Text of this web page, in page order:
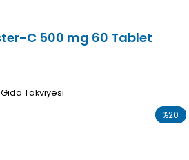
C 500 mg 60 Tablet
Takviyesi
%20
İndirim